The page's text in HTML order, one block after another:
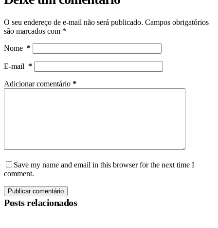
O seu endereço de e-mail não será publicado. Campos obrigatórios
são marcados com *
Nome *
E-mail *
Adicionar comentário *
Save my name and email in this browser for the next time I
comment.
Publicar comentário
Posts relacionados